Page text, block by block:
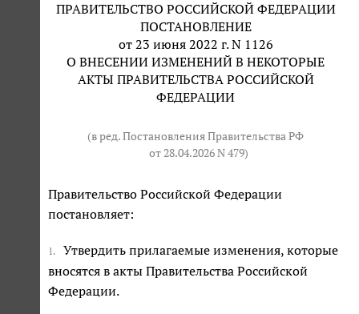
ПРАВИТЕЛЬСТВО РОССИЙСКОЙ ФЕДЕРАЦИИ
ПОСТАНОВЛЕНИЕ
от 23 июня 2022 г. N 1126
О ВНЕСЕНИИ ИЗМЕНЕНИЙ В НЕКОТОРЫЕ
АКТЫ ПРАВИТЕЛЬСТВА РОССИЙСКОЙ
ФЕДЕРАЦИИ
(в ред. Постановления Правительства РФ
от 28.04.2026 N 479)
Правительство Российской Федерации
постановляет:
1.
Утвердить прилагаемые изменения, которые
вносятся в акты Правительства Российской
Федерации.